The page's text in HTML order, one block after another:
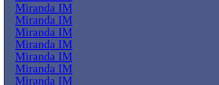
Miranda IM
Miranda IM
Miranda IM
Miranda IM
Miranda IM
Miranda IM
Miranda IM